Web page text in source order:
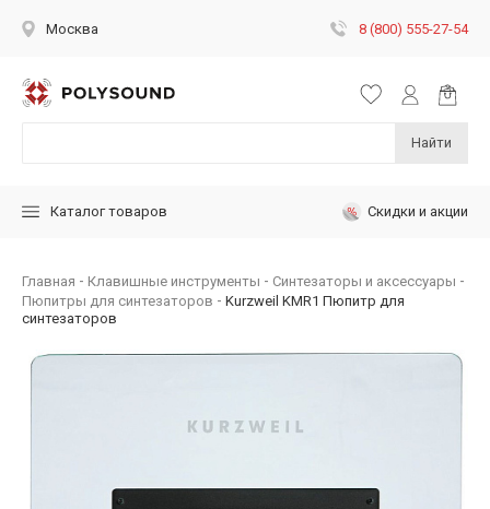
Москва 8 (800) 555-27-54
Найти
Каталог товаров Скидки и акции
Главная Клавишные инструменты
Синтезаторы и аксессуары
Пюпитры для синтезаторов
Kurzweil KMR1 Пюпитр для
синтезаторов